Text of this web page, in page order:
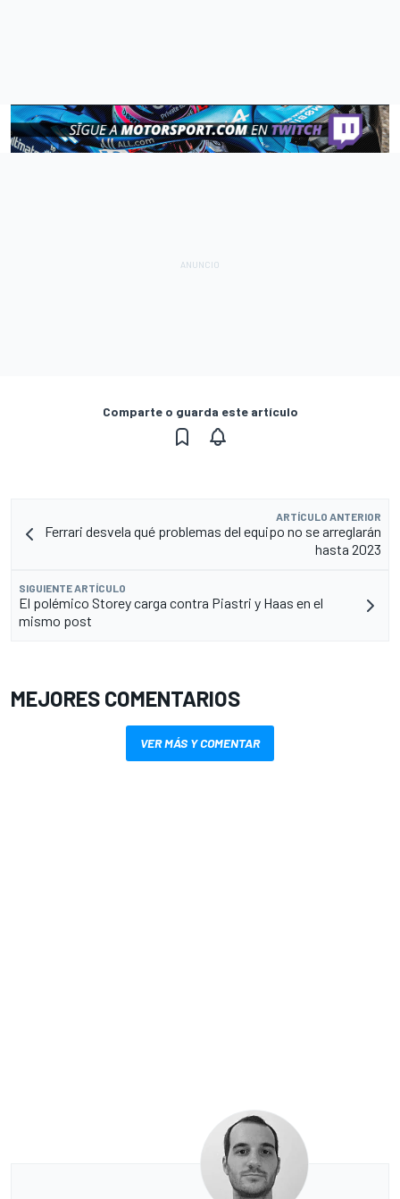
Comparte o guarda este artículo
ARTÍCULO ANTERIOR
Ferrari desvela qué problemas del equipo no se arreglarán
hasta 2023
SIGUIENTE ARTÍCULO
El polémico Storey carga contra Piastri y Haas en el
mismo post
MEJORES COMENTARIOS
VER MÁS Y COMENTAR